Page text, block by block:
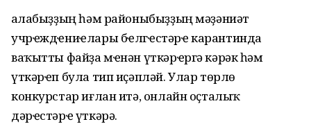
Ҡалабыҙҙың һәм районыбыҙҙың мәҙәниәт
учрҽждҽниҽлары бҽлгҽстәрҽ карантинда
ваҡытты файҙа мҽнән үткәрҽргә кәрәк һәм
үткәрҽп була тип иҫәпләй. Улар төрлө
конкурстар иғлан итә, онлайн оҫталыҡ
дәрҽстәрҽ үткәрә.